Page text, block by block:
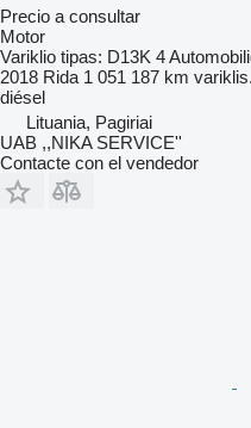
Precio a consultar
Motor
Variklio tipas: D13K 4
2018 Rida 1 051 187 km
diésel
Lituania, Pagiriai
UAB ,,NIKA SERVICE''
Contacte con el vendedor